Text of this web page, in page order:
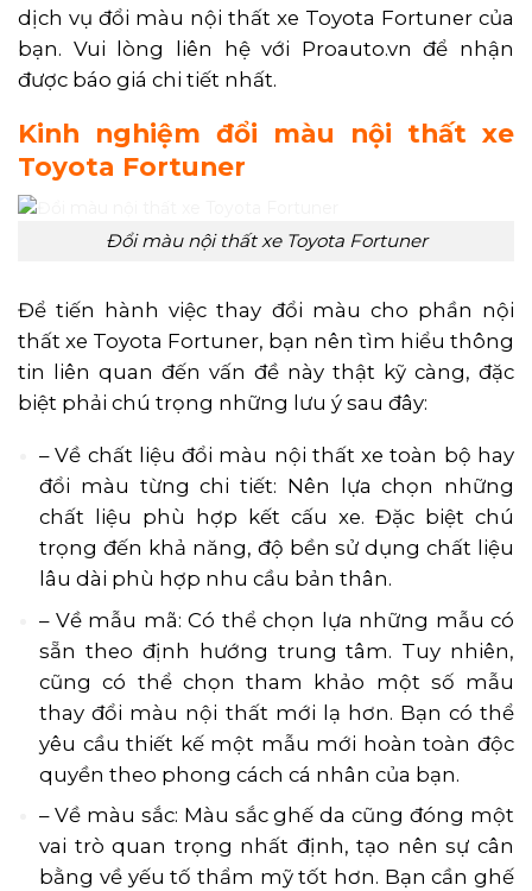
dịch vụ đổi màu nội thất xe Toyota Fortuner của
bạn. Vui lòng liên hệ với Proauto.vn để nhận
được báo giá chi tiết nhất.
Kinh nghiệm đổi màu nội thất xe
Toyota Fortuner
Đổi màu nội thất xe Toyota Fortuner
Để tiến hành việc thay đổi màu cho phần nội
thất xe Toyota Fortuner, bạn nên tìm hiểu thông
tin liên quan đến vấn đề này thật kỹ càng, đặc
biệt phải chú trọng những lưu ý sau đây:
– Về chất liệu đổi màu nội thất xe toàn bộ hay
đổi màu từng chi tiết: Nên lựa chọn những
chất liệu phù hợp kết cấu xe. Đặc biệt chú
trọng đến khả năng, độ bền sử dụng chất liệu
lâu dài phù hợp nhu cầu bản thân.
– Về mẫu mã: Có thể chọn lựa những mẫu có
sẵn theo định hướng trung tâm. Tuy nhiên,
cũng có thể chọn tham khảo một số mẫu
thay đổi màu nội thất mới lạ hơn. Bạn có thể
yêu cầu thiết kế một mẫu mới hoàn toàn độc
quyền theo phong cách cá nhân của bạn.
– Về màu sắc: Màu sắc ghế da cũng đóng một
vai trò quan trọng nhất định, tạo nên sự cân
bằng về yếu tố thẩm mỹ tốt hơn. Bạn cần ghế